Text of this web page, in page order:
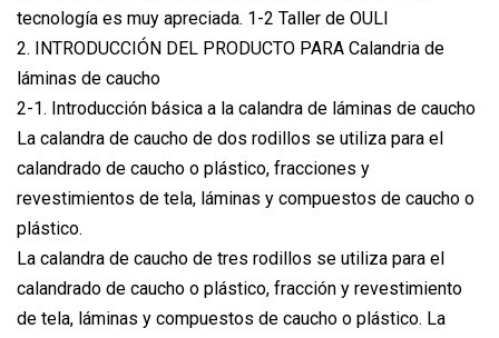
tecnología es muy apreciada. 1-2 Taller de OULI
2. INTRODUCCIÓN DEL PRODUCTO PARA Calandria de
láminas de caucho
2-1. Introducción básica a la calandra de láminas de caucho
La calandra de caucho de dos rodillos se utiliza para el
calandrado de caucho o plástico, fracciones y
revestimientos de tela, láminas y compuestos de caucho o
plástico.
La calandra de caucho de tres rodillos se utiliza para el
calandrado de caucho o plástico, fracción y revestimiento
de tela, láminas y compuestos de caucho o plástico. La